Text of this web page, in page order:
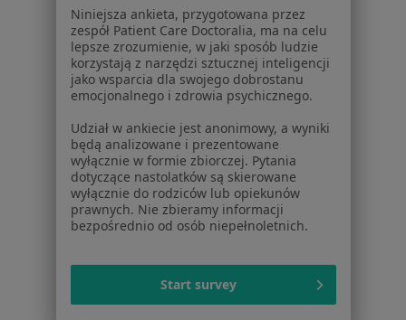
Praca Rekrutujemy!
Partnerzy
Centrum prasowe
Kontakt
Dla pacjentów
Lekarze
Placówki medyczne
Pytania i odpowiedzi
Usługi i zabiegi
Choroby
Blog dla pacjentów
Niniejsza ankieta, przygotowana przez
zespół Patient Care Doctoralia, ma na celu
lepsze zrozumienie, w jaki sposób ludzie
korzystają z narzędzi sztucznej inteligencji
jako wsparcia dla swojego dobrostanu
emocjonalnego i zdrowia psychicznego.
Udział w ankiecie jest anonimowy, a wyniki
będą analizowane i prezentowane
wyłącznie w formie zbiorczej. Pytania
dotyczące nastolatków są skierowane
wyłącznie do rodziców lub opiekunów
prawnych. Nie zbieramy informacji
bezpośrednio od osób niepełnoletnich.
Start survey